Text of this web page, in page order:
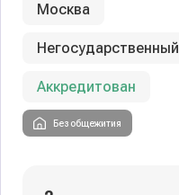
Москва
Негосударственный
Аккредитован
Без общежития